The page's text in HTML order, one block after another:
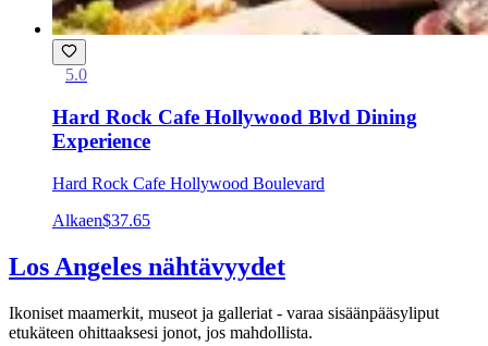
5.0
Hard Rock Cafe Hollywood Blvd Dining
Experience
Hard Rock Cafe Hollywood Boulevard
Alkaen$37.65
Los Angeles nähtävyydet
Ikoniset maamerkit, museot ja galleriat - varaa sisäänpääsyliput
etukäteen ohittaaksesi jonot, jos mahdollista.